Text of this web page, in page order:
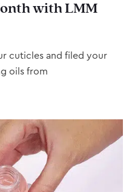
with LMM
cuticles and filed your
oils from